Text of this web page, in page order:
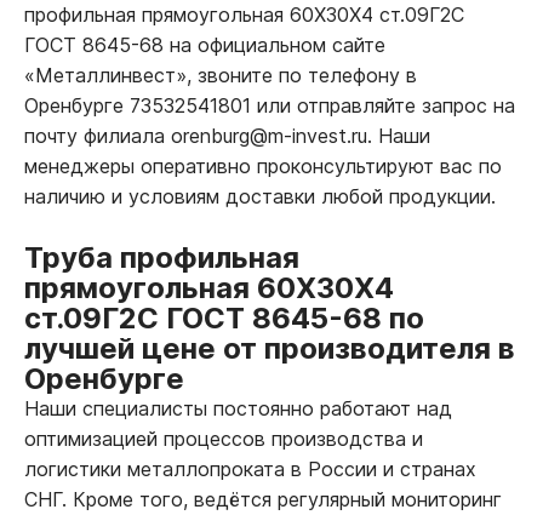
профильная прямоугольная 60Х30Х4 ст.09Г2С
ГОСТ 8645-68 на официальном сайте
«Металлинвест», звоните по телефону в
Оренбурге 73532541801 или отправляйте запрос на
почту филиала orenburg@m-invest.ru. Наши
менеджеры оперативно проконсультируют вас по
наличию и условиям доставки любой продукции.
Труба профильная
прямоугольная 60Х30Х4
ст.09Г2С ГОСТ 8645-68 по
лучшей цене от производителя в
Оренбурге
Наши специалисты постоянно работают над
оптимизацией процессов производства и
логистики металлопроката в России и странах
СНГ. Кроме того, ведётся регулярный мониторинг